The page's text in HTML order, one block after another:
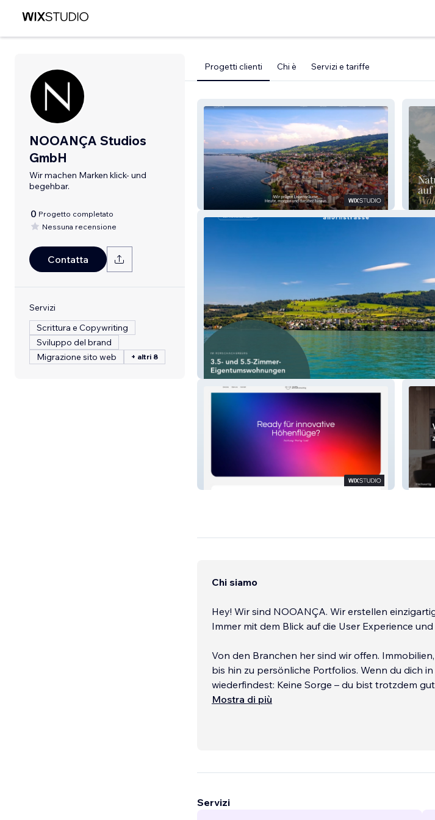
NOOANÇA Studios
GmbH
Wir machen Marken klick- und
begehbar.
0 Progetto completato
Nessuna recensione
Contatta
Servizi
Scrittura e Copywriting
Sviluppo del brand
Migrazione sito web
+ altri 8
Progetti clienti Chi è Servizi e tariffe
AREVO Immobilien AG –
Ahornstrasse 1 – Immobilien
Zilti Consulting – Consulting Firm
Chi siamo
Hey! Wir sind NOOANÇA. Wir erstellen
Immer mit dem Blick auf die User Experience
Von den Branchen her sind wir offen.
bis hin zu persönliche Portfolios. Wenn du dich
wiederfindest: Keine Sorge – du bist trotzdem
Innenarchitektur von Ladengeschäften und
Mostra di più
Servizi